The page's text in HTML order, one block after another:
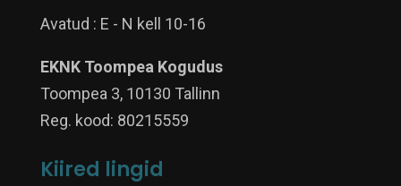
Avatud : E - N kell 10-16
EKNK Toompea Kogudus
Toompea 3, 10130 Tallinn
Reg. kood: 80215559
Kiired lingid